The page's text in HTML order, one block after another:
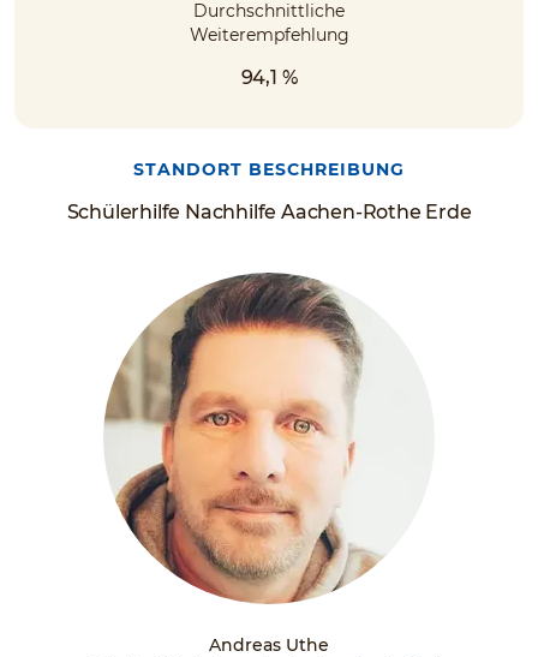
Durchschnittliche
Weiterempfehlung
94,1 %
Schülerhilfe Nachhilfe Aachen-Rothe Erde
STANDORT BESCHREIBUNG
Andreas Uthe